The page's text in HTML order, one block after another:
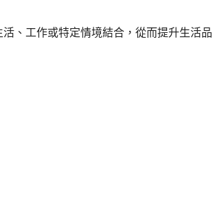
、工作或特定情境結合，從而提升生活品